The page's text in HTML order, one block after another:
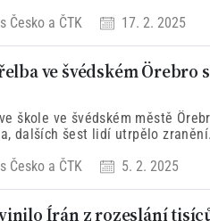
Česko a ČTK 17. 2. 2025
ve švédském Örebro
škole ve švédském městě
dalších šest lidí utrpělo
Česko a ČTK 5. 2. 2025
Írán z rozeslání